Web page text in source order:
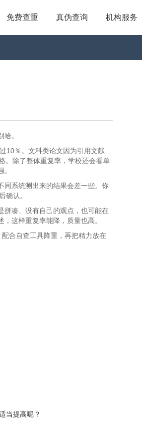
免费查重 真伪查询 机构服务
。
10％。文科类论文因为引用文献
。除了整体重复率，学校还会看单
同系统测出来的结果会差一些。你
确认。
拼凑、没有自己的观点，也可能在
这样重复率能降，质量也高。
合自查工具降重，再把精力放在
当提高呢？